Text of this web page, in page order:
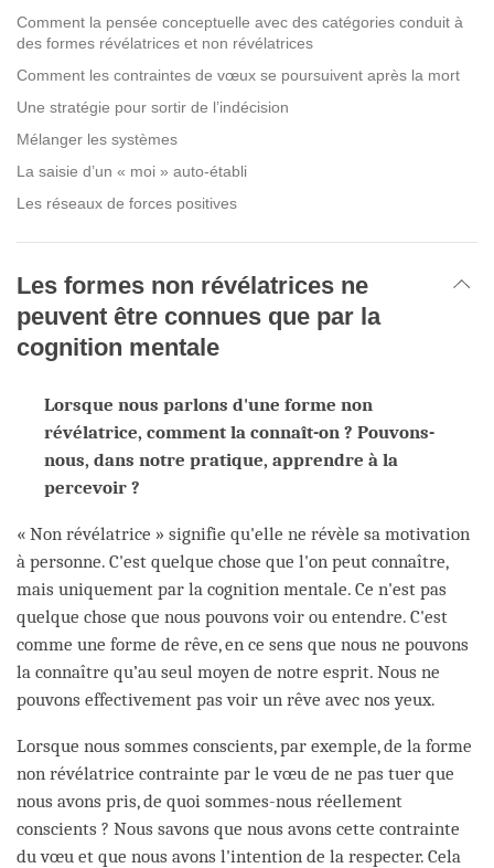
Comment la pensée conceptuelle avec des catégories conduit à
des formes révélatrices et non révélatrices
Comment les contraintes de vœux se poursuivent après la mort
Une stratégie pour sortir de l’indécision
Mélanger les systèmes
La saisie d’un « moi » auto-établi
Les réseaux de forces positives
Les formes non révélatrices ne
peuvent être connues que par la
cognition mentale
Lorsque nous parlons d'une forme non
révélatrice, comment la connaît-on ? Pouvons-
nous, dans notre pratique, apprendre à la
percevoir ?
« Non révélatrice » signifie qu'elle ne révèle sa motivation
à personne. C'est quelque chose que l'on peut connaître,
mais uniquement par la cognition mentale. Ce n'est pas
quelque chose que nous pouvons voir ou entendre. C'est
comme une forme de rêve, en ce sens que nous ne pouvons
la connaître qu’au seul moyen de notre esprit. Nous ne
pouvons effectivement pas voir un rêve avec nos yeux.
Lorsque nous sommes conscients, par exemple, de la forme
non révélatrice contrainte par le vœu de ne pas tuer que
nous avons pris, de quoi sommes-nous réellement
conscients ? Nous savons que nous avons cette contrainte
du vœu et que nous avons l'intention de la respecter. Cela